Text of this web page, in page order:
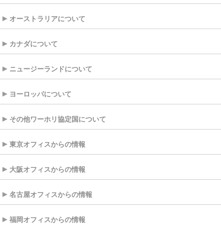
オーストラリアについて
カナダについて
ニュージーランドについて
ヨーロッパについて
その他ワーホリ協定国について
東京オフィスからの情報
大阪オフィスからの情報
名古屋オフィスからの情報
福岡オフィスからの情報